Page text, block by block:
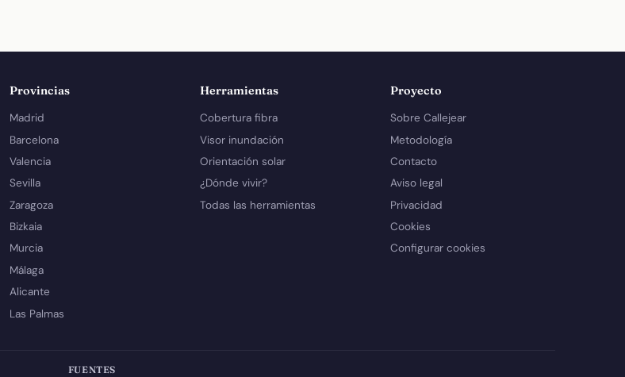
Provincias
Madrid
Barcelona
Valencia
Sevilla
Zaragoza
Bizkaia
Murcia
Málaga
Alicante
Las Palmas
Herramientas
Cobertura fibra
Visor inundación
Orientación solar
¿Dónde vivir?
Todas las herramientas
Proyecto
Sobre Callejear
Metodología
Contacto
Aviso legal
Privacidad
Cookies
Configurar cookies
FUENTES